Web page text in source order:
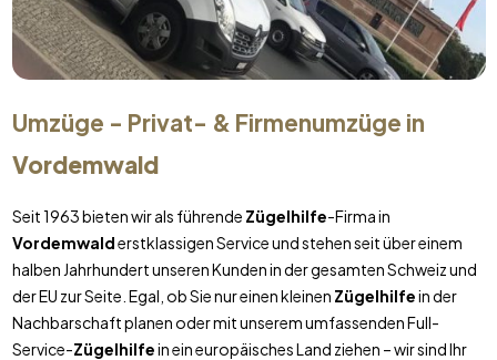
Umzüge - Privat- & Firmenumzüge in
Vordemwald
Seit 1963 bieten wir als führende Zügelhilfe-Firma in
Vordemwalderstklassigen Service und stehen seit über einem
halben Jahrhundert unseren Kunden in der gesamten Schweiz und
der EU zur Seite. Egal, ob Sie nur einen kleinen Zügelhilfein der
Nachbarschaft planen oder mit unserem umfassenden Full-
Service-Zügelhilfein ein europäisches Land ziehen – wir sind Ihr